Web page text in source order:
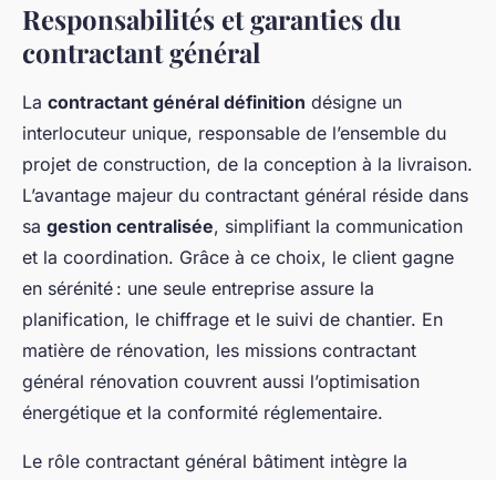
Responsabilités et garanties du
contractant général
La contractant général définition désigne un
interlocuteur unique, responsable de l’ensemble du
projet de construction, de la conception à la livraison.
L’avantage majeur du contractant général réside dans
sa gestion centralisée, simplifiant la communication
et la coordination. Grâce à ce choix, le client gagne
en sérénité : une seule entreprise assure la
planification, le chiffrage et le suivi de chantier. En
matière de rénovation, les missions contractant
général rénovation couvrent aussi l’optimisation
énergétique et la conformité réglementaire.
Le rôle contractant général bâtiment intègre la